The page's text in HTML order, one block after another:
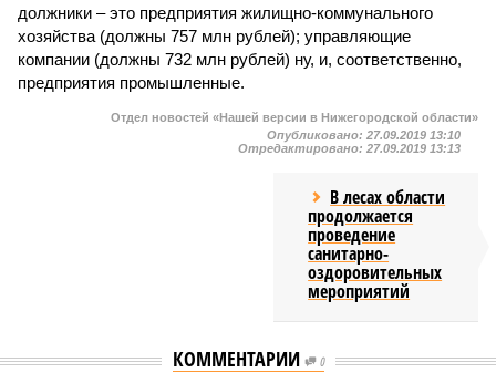
должники – это предприятия жилищно-коммунального
хозяйства (должны 757 млн рублей); управляющие
компании (должны 732 млн рублей) ну, и, соответственно,
предприятия промышленные.
Отдел новостей «Нашей версии в Нижегородской области»
Опубликовано: 27.09.2019 13:10
Отредактировано: 27.09.2019 13:13
В лесах области
продолжается
проведение
санитарно-
оздоровительных
мероприятий
КОММЕНТАРИИ 0